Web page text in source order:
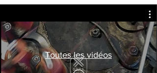
Toutes les vidéos